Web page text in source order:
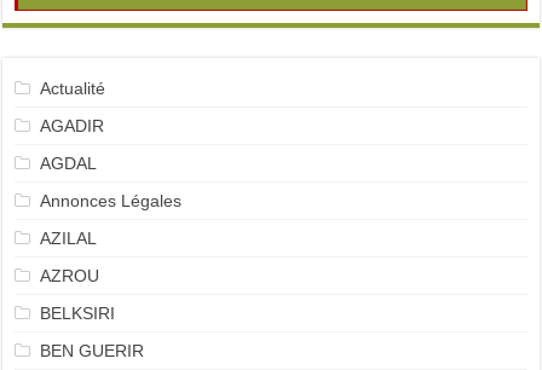
Actualité
AGADIR
AGDAL
Annonces Légales
AZILAL
AZROU
BELKSIRI
BEN GUERIR